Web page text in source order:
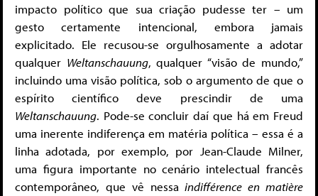
impacto político que sua criação pudesse ter – um
gesto certamente intencional, embora jamais
explicitado. Ele recusou-se orgulhosamente a adotar
qualquer Weltanschauung, qualquer “visão de mundo,”
incluindo uma visão política, sob o argumento de que o
espírito científico deve prescindir de uma
Weltanschauung. Pode-se concluir daí que há em Freud
uma inerente indiferença em matéria política – essa é a
linha adotada, por exemplo, por Jean-Claude Milner,
uma figura importante no cenário intelectual francês
contemporâneo, que vê nessaindifférence en matière